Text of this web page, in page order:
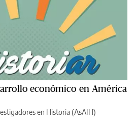
económico en América
en Historia (AsAIH)